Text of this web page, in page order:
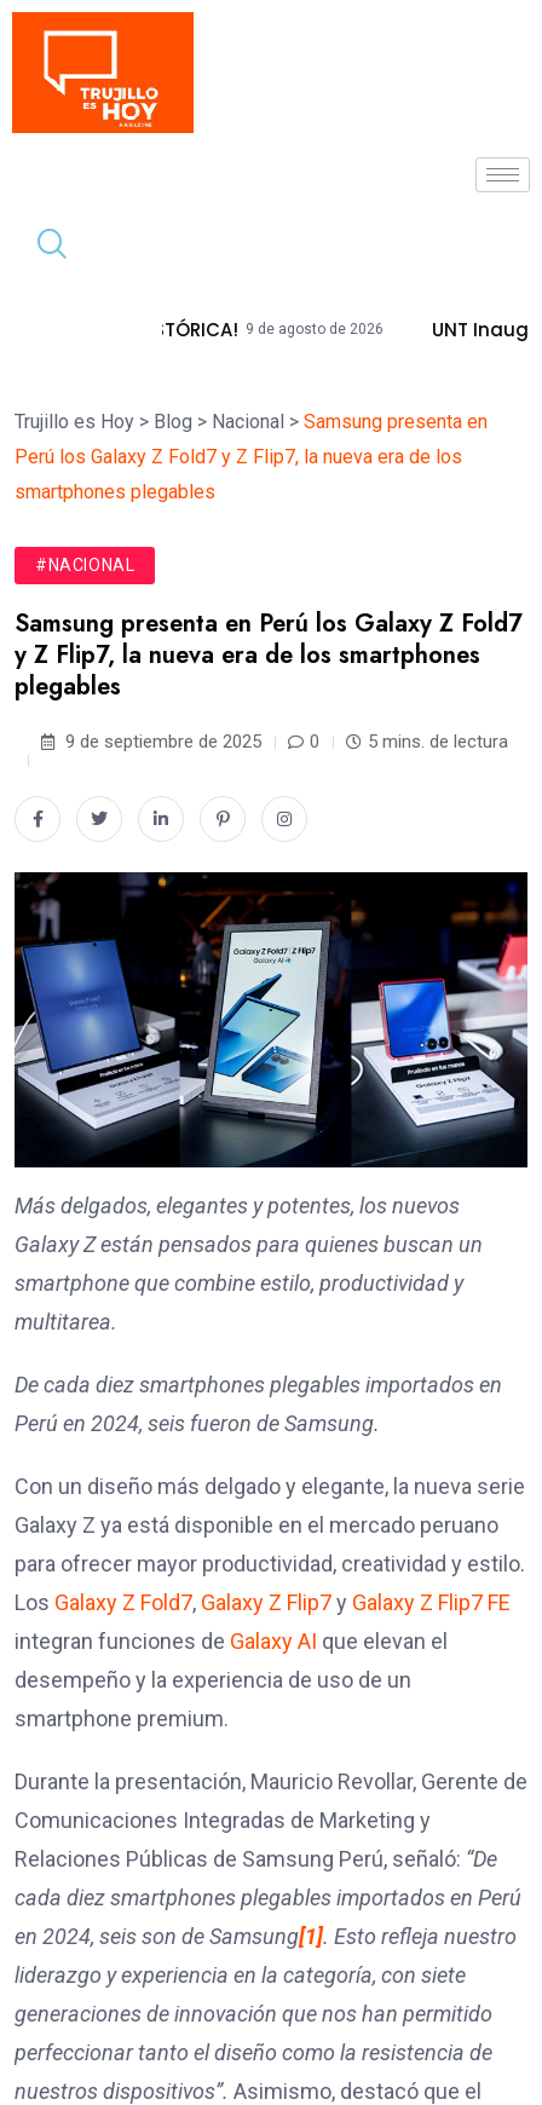
9 de agosto de 2026 UNT Inaugura Plazas
Trujillo es Hoy > Blog > Nacional > Samsung presenta en
Perú los Galaxy Z Fold7 y Z Flip7, la nueva era de los
smartphones plegables
#NACIONAL
Samsung presenta en Perú los Galaxy Z Fold7
y Z Flip7, la nueva era de los smartphones
plegables
9 de septiembre de 2025 0 5 mins. de lectura
Más delgados, elegantes y potentes, los nuevos
Galaxy Z están pensados para quienes buscan un
smartphone que combine estilo, productividad y
multitarea.
De cada diez smartphones plegables importados en
Perú en 2024, seis fueron de Samsung.
Con un diseño más delgado y elegante, la nueva serie
Galaxy Z ya está disponible en el mercado peruano
para ofrecer mayor productividad, creatividad y estilo.
Los Galaxy Z Fold7, Galaxy Z Flip7y Galaxy Z Flip7 FE
integran funciones de Galaxy AI que elevan el
desempeño y la experiencia de uso de un
smartphone premium.
Durante la presentación, Mauricio Revollar, Gerente de
Comunicaciones Integradas de Marketing y
Relaciones Públicas de Samsung Perú, señaló: “De
cada diez smartphones plegables importados en Perú
en 2024, seis son de Samsung[1]. Esto refleja nuestro
liderazgo y experiencia en la categoría, con siete
generaciones de innovación que nos han permitido
perfeccionar tanto el diseño como la resistencia de
nuestros dispositivos”. Asimismo, destacó que el